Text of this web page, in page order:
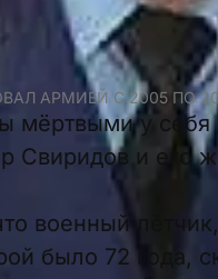
АРМИЕЙ С 2005 ПО
мёртвыми у
и его
военный
было 72 года,